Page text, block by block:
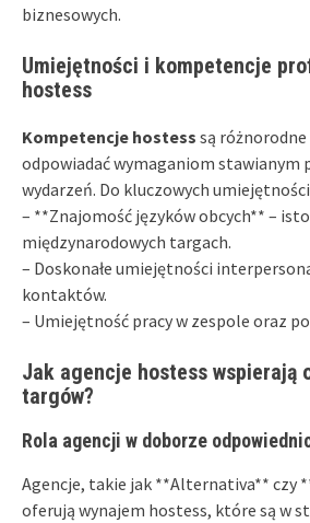
biznesowych.
Umiejętności i kompetencje
hostess
Kompetencje hostess są
odpowiadać wymaganiom
wydarzeń. Do kluczowych
– **Znajomość języków obcych** –
międzynarodowych targach.
– Doskonałe umiejętności
kontaktów.
– Umiejętność pracy w zespole oraz
Jak agencje hostess wspierają
targów?
Rola agencji w doborze
Agencje, takie jak **Alternativa** czy
oferują wynajem hostess, które są w